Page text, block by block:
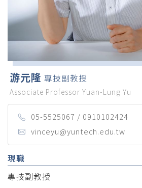
游元隆 專技副教授
Associate Professor Yuan-Lung Yu
05-5525067 / 0910102424
vinceyu@yuntech.edu.tw
現職
專技副教授